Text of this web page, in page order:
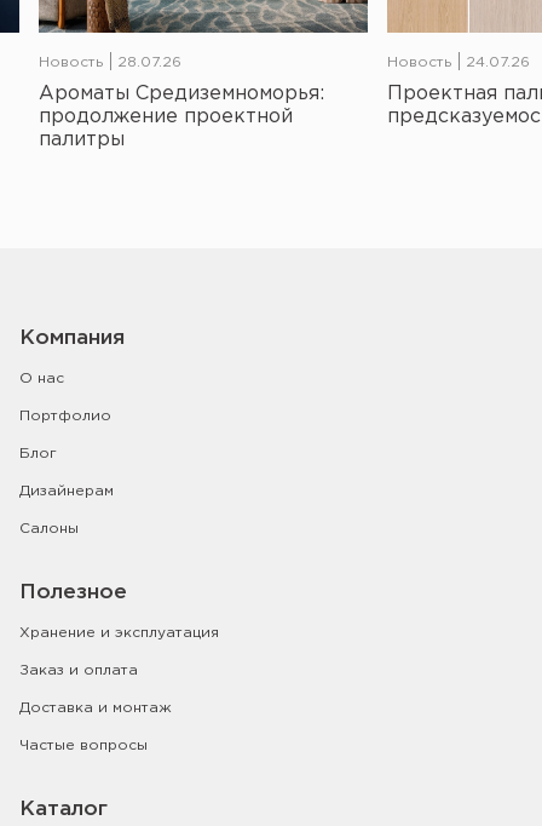
Новость 28.07.26
Ароматы Средиземноморья:
продолжение проектной
палитры
Новость 24.07.26
Проектная
Компания
О нас
Портфолио
Блог
Дизайнерам
Салоны
Полезное
Хранение и эксплуатация
Заказ и оплата
Доставка и монтаж
Частые вопросы
Каталог